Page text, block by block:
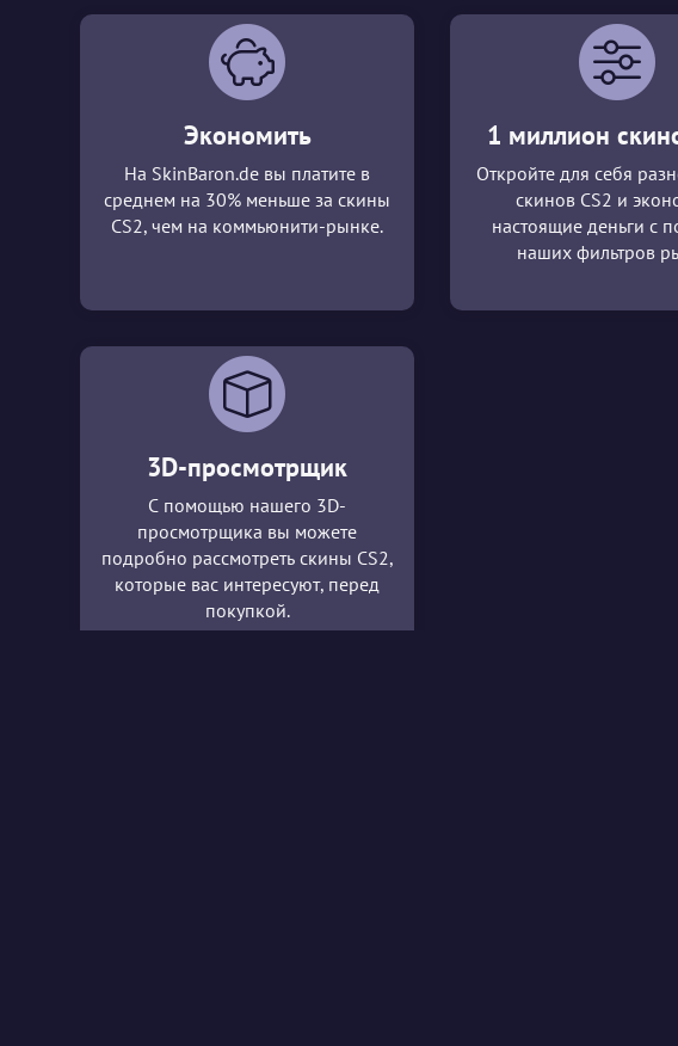
Экономить
На SkinBaron.de вы платите в
среднем на 30% меньше за скины
CS2, чем на коммьюнити-рынке.
1 миллион
Откройте для себя
скинов CS2 и
настоящие деньги с
наших фильтров
3D-просмотрщик
С помощью нашего 3D-
просмотрщика вы можете
подробно рассмотреть скины CS2,
которые вас интересуют, перед
покупкой.